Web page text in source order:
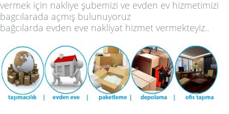
vermek için nakliye şubemizi ve evden ev hizmetimizi
bagcılarada açmış bulunuyoruz
bağcılarda evden eve nakliyat hizmet vermekteyiz..